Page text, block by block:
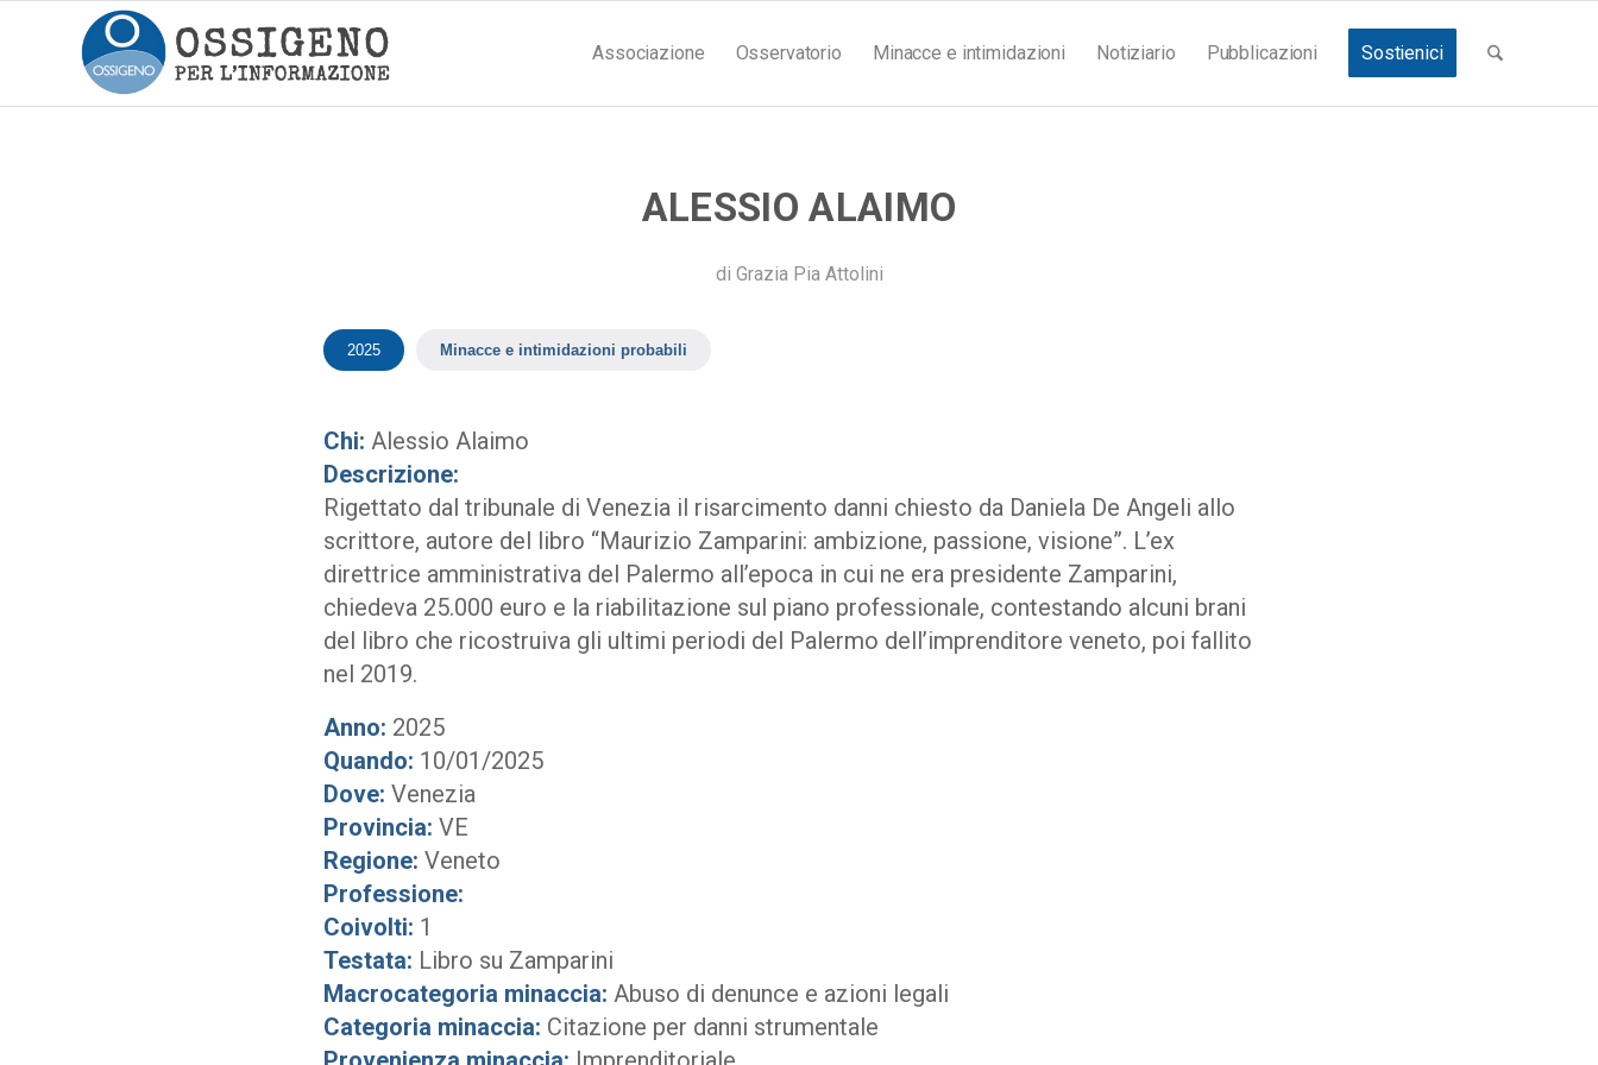
Associazione Osservatorio Minacce e intimidazioni Notiziario Pubblicazioni Sostienici
ALESSIO ALAIMO
di Grazia Pia Attolini
2025 Minacce e intimidazioni probabili
Chi: Alessio Alaimo
Descrizione:
Rigettato dal tribunale di Venezia il risarcimento danni chiesto da Daniela De Angeli allo
scrittore, autore del libro “Maurizio Zamparini: ambizione, passione, visione”. L’ex
direttrice amministrativa del Palermo all’epoca in cui ne era presidente Zamparini,
chiedeva 25.000 euro e la riabilitazione sul piano professionale, contestando alcuni brani
del libro che ricostruiva gli ultimi periodi del Palermo dell’imprenditore veneto, poi fallito
nel 2019.
Anno: 2025
Quando: 10/01/2025
Dove: Venezia
Provincia: VE
Regione: Veneto
Professione:
Coivolti: 1
Testata: Libro su Zamparini
Macrocategoria minaccia: Abuso di denunce e azioni legali
Categoria minaccia: Citazione per danni strumentale